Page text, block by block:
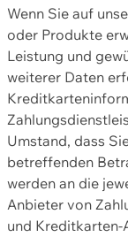
Wenn Sie auf
oder Produkte
Leistung und
weiterer Daten
Umstand, dass
betreffenden
werden an die
Anbieter von
und